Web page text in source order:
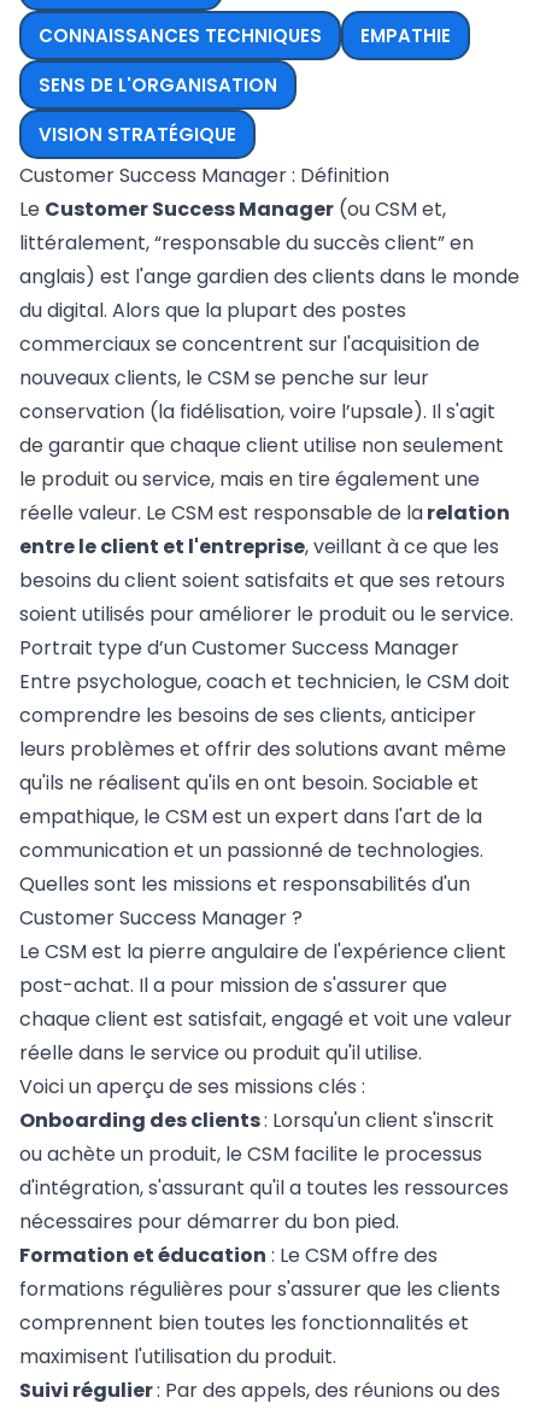
Customer Success Manager : Définition
Le Customer Success Manager (ou CSM et,
littéralement, “responsable du succès client” en
anglais) est l'ange gardien des clients dans le monde
du digital. Alors que la plupart des postes
commerciaux se concentrent sur l'acquisition de
nouveaux clients, le CSM se penche sur leur
conservation (la fidélisation, voire l’upsale). Il s'agit
de garantir que chaque client utilise non seulement
le produit ou service, mais en tire également une
réelle valeur. Le CSM est responsable de larelation
entre le client et l'entreprise, veillant à ce que les
besoins du client soient satisfaits et que ses retours
soient utilisés pour améliorer le produit ou le service.
Portrait type d’un Customer Success Manager
Entre psychologue, coach et technicien, le CSM doit
comprendre les besoins de ses clients, anticiper
leurs problèmes et offrir des solutions avant même
qu'ils ne réalisent qu'ils en ont besoin. Sociable et
empathique, le CSM est un expert dans l'art de la
communication et un passionné de technologies.
Quelles sont les missions et responsabilités d'un
Customer Success Manager ?
Le CSM est la pierre angulaire de l'expérience client
post-achat. Il a pour mission de s'assurer que
chaque client est satisfait, engagé et voit une valeur
réelle dans le service ou produit qu'il utilise.
Voici un aperçu de ses missions clés :
Onboarding des clients: Lorsqu'un client s'inscrit
ou achète un produit, le CSM facilite le processus
d'intégration, s'assurant qu'il a toutes les ressources
nécessaires pour démarrer du bon pied.
Formation et éducation : Le CSM offre des
formations régulières pour s'assurer que les clients
comprennent bien toutes les fonctionnalités et
maximisent l'utilisation du produit.
Suivi régulier: Par des appels, des réunions ou des
CONNAISSANCES TECHNIQUES
EMPATHIE
SENS DE L'ORGANISATION
VISION STRATÉGIQUE